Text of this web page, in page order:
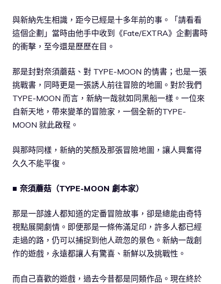
與新納先生相識，距今已經是十多年前的事。「請看看
這個企劃」當時由他手中收到《Fate/EXTRA》企劃書時
的衝擊，至今還是歷歷在目。
那是封對奈須蘑菇、對 TYPE-MOON 的情書；也是一張
挑戰書，同時更是一張誘人前往冒險的地圖。對於我們
TYPE-MOON 而言，新納一哉就如同黑船一樣。一位來
自新天地，帶來變革的冒險家，一個全新的TYPE-
MOON 就此啟程。
與那時同樣，新納的笑顏及那張冒險地圖，讓人興奮得
久久不能平復。
■ 奈須蘑菇（TYPE-MOON 劇本家）
那是一部誰人都知道的定番冒險故事，卻是總能由奇特
視點展開劇情。即便那是一條佈滿足印，許多人都已經
走過的路，仍可以捕捉到他人疏忽的景色。新納一哉創
作的遊戲，永遠都讓人有驚喜、新鮮以及挑戰性。
而自己喜歡的遊戲，過去今昔都是同類作品。現在終於